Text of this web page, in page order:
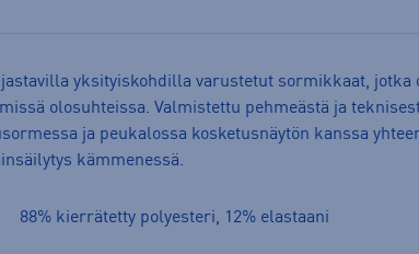
yksityiskohdilla varustetut sormikkaat, jotka
olosuhteissa. Valmistettu pehmeästä ja
ja peukalossa kosketusnäytön kanssa
kämmenessä.
88% kierrätetty polyesteri, 12% elastaani